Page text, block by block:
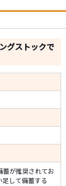
グストックで
蓄が推奨されてお
して備蓄する